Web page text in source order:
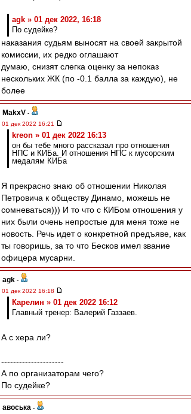
agk » 01 дек 2022, 16:18
По судейке?
наказания судьям выносят на своей закрытой
комиссии, их редко оглашают
думаю, снизят слегка оценку за непоказ
нескольких ЖК (по -0.1 балла за каждую), не
более
MakxV -
01 дек 2022 16:21
kreon » 01 дек 2022 16:13
он бы тебе много рассказал про отношения
НПС и КИБа. И отношения НПС к мусорским
медалям КИБа
Я прекрасно знаю об отношении Николая
Петровича к обществу Динамо, можешь не
сомневаться))) И то что с КИБом отношения у
них были очень непростые для меня тоже не
новость. Речь идет о конкретной предъяве, как
ты говоришь, за то что Бесков имел звание
офицера мусарни.
agk -
01 дек 2022 16:18
Карелин » 01 дек 2022 16:12
Главный тренер: Валерий Газзаев.
А с хера ли?
---------------------
А по организаторам чего?
По судейке?
авоська -